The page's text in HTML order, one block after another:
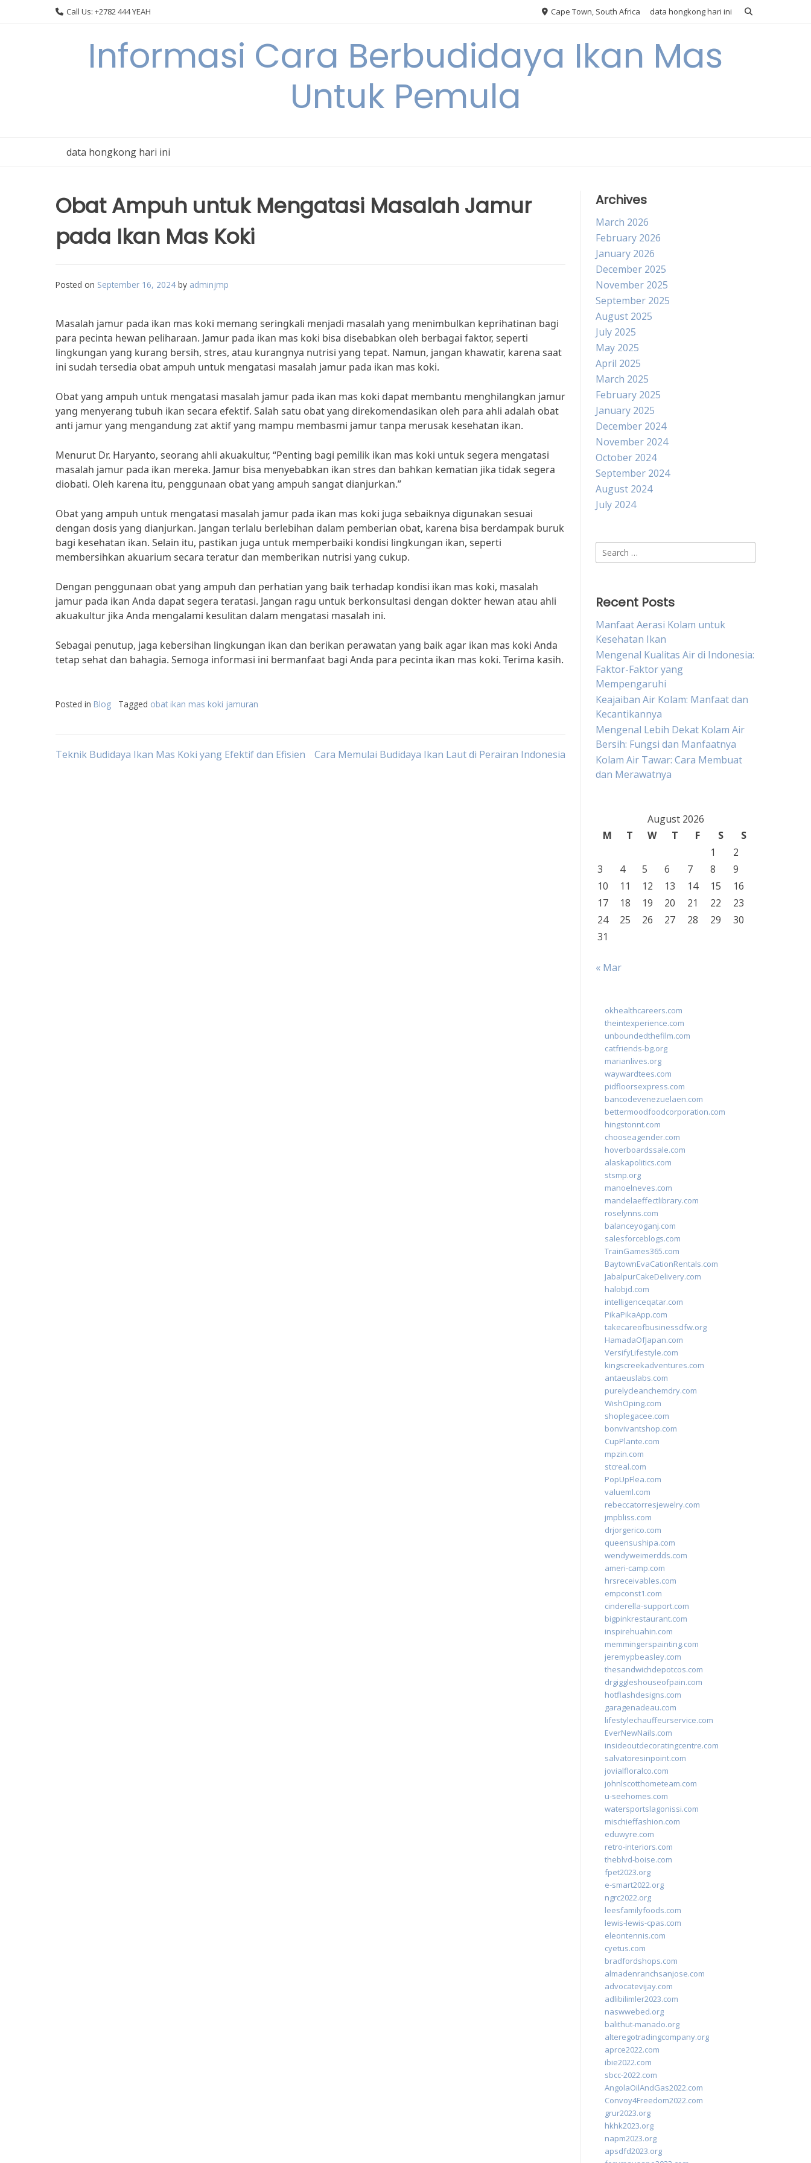
Call Us: +2782 444 YEAH Cape Town, South Africa data hongkong hari ini
Informasi Cara Berbudidaya Ikan Mas
Untuk Pemula
data hongkong hari ini
Obat Ampuh untuk Mengatasi Masalah Jamur
pada Ikan Mas Koki
Posted on September 16, 2024 by adminjmp
Masalah jamur pada ikan mas koki memang seringkali menjadi masalah yang menimbulkan keprihatinan bagi
para pecinta hewan peliharaan. Jamur pada ikan mas koki bisa disebabkan oleh berbagai faktor, seperti
lingkungan yang kurang bersih, stres, atau kurangnya nutrisi yang tepat. Namun, jangan khawatir, karena saat
ini sudah tersedia obat ampuh untuk mengatasi masalah jamur pada ikan mas koki.
Obat yang ampuh untuk mengatasi masalah jamur pada ikan mas koki dapat membantu menghilangkan jamur
yang menyerang tubuh ikan secara efektif. Salah satu obat yang direkomendasikan oleh para ahli adalah obat
anti jamur yang mengandung zat aktif yang mampu membasmi jamur tanpa merusak kesehatan ikan.
Menurut Dr. Haryanto, seorang ahli akuakultur, “Penting bagi pemilik ikan mas koki untuk segera mengatasi
masalah jamur pada ikan mereka. Jamur bisa menyebabkan ikan stres dan bahkan kematian jika tidak segera
diobati. Oleh karena itu, penggunaan obat yang ampuh sangat dianjurkan.”
Obat yang ampuh untuk mengatasi masalah jamur pada ikan mas koki juga sebaiknya digunakan sesuai
dengan dosis yang dianjurkan. Jangan terlalu berlebihan dalam pemberian obat, karena bisa berdampak buruk
bagi kesehatan ikan. Selain itu, pastikan juga untuk memperbaiki kondisi lingkungan ikan, seperti
membersihkan akuarium secara teratur dan memberikan nutrisi yang cukup.
Dengan penggunaan obat yang ampuh dan perhatian yang baik terhadap kondisi ikan mas koki, masalah
jamur pada ikan Anda dapat segera teratasi. Jangan ragu untuk berkonsultasi dengan dokter hewan atau ahli
akuakultur jika Anda mengalami kesulitan dalam mengatasi masalah ini.
Sebagai penutup, jaga kebersihan lingkungan ikan dan berikan perawatan yang baik agar ikan mas koki Anda
tetap sehat dan bahagia. Semoga informasi ini bermanfaat bagi Anda para pecinta ikan mas koki. Terima kasih.
Posted in Blog Tagged obat ikan mas koki jamuran
Post
Teknik Budidaya Ikan Mas Koki yang Efektif dan Efisien Cara Memulai Budidaya Ikan Laut di Perairan Indonesia
Archives
March 2026
February 2026
January 2026
December 2025
November 2025
September 2025
August 2025
July 2025
May 2025
April 2025
March 2025
February 2025
January 2025
December 2024
November 2024
October 2024
September 2024
August 2024
July 2024
Search
for:
Recent Posts
Manfaat Aerasi Kolam untuk
Kesehatan Ikan
Mengenal Kualitas Air di Indonesia:
Faktor-Faktor yang
Mempengaruhi
Keajaiban Air Kolam: Manfaat dan
Kecantikannya
Mengenal Lebih Dekat Kolam Air
Bersih: Fungsi dan Manfaatnya
Kolam Air Tawar: Cara Membuat
dan Merawatnya
August 2026
M
T W T F S
S
1
2
3
4 5 6 7 8
9
10
11 12 13 14 15
16
17
18 19 20 21 22
23
24
25 26 27 28 29
30
31
« Mar
okhealthcareers.com
theintexperience.com
unboundedthefilm.com
catfriends-bg.org
marianlives.org
waywardtees.com
pidfloorsexpress.com
bancodevenezuelaen.com
bettermoodfoodcorporation.com
hingstonnt.com
chooseagender.com
hoverboardssale.com
alaskapolitics.com
stsmp.org
manoelneves.com
mandelaeffectlibrary.com
roselynns.com
balanceyoganj.com
salesforceblogs.com
TrainGames365.com
BaytownEvaCationRentals.com
JabalpurCakeDelivery.com
halobjd.com
intelligenceqatar.com
PikaPikaApp.com
takecareofbusinessdfw.org
HamadaOfJapan.com
VersifyLifestyle.com
kingscreekadventures.com
antaeuslabs.com
purelycleanchemdry.com
WishOping.com
shoplegacee.com
bonvivantshop.com
CupPlante.com
mpzin.com
stcreal.com
PopUpFlea.com
valueml.com
rebeccatorresjewelry.com
jmpbliss.com
drjorgerico.com
queensushipa.com
wendyweimerdds.com
ameri-camp.com
hrsreceivables.com
empconst1.com
cinderella-support.com
bigpinkrestaurant.com
inspirehuahin.com
memmingerspainting.com
jeremypbeasley.com
thesandwichdepotcos.com
drgiggleshouseofpain.com
hotflashdesigns.com
garagenadeau.com
lifestylechauffeurservice.com
EverNewNails.com
insideoutdecoratingcentre.com
salvatoresinpoint.com
jovialfloralco.com
johnlscotthometeam.com
u-seehomes.com
watersportslagonissi.com
mischieffashion.com
eduwyre.com
retro-interiors.com
theblvd-boise.com
fpet2023.org
e-smart2022.org
ngrc2022.org
leesfamilyfoods.com
lewis-lewis-cpas.com
eleontennis.com
cyetus.com
bradfordshops.com
almadenranchsanjose.com
advocatevijay.com
adlibilimler2023.com
naswwebed.org
balithut-manado.org
alteregotradingcompany.org
aprce2022.com
ibie2022.com
sbcc-2022.com
AngolaOilAndGas2022.com
Convoy4Freedom2022.com
grur2023.org
hkhk2023.org
napm2023.org
apsdfd2023.org